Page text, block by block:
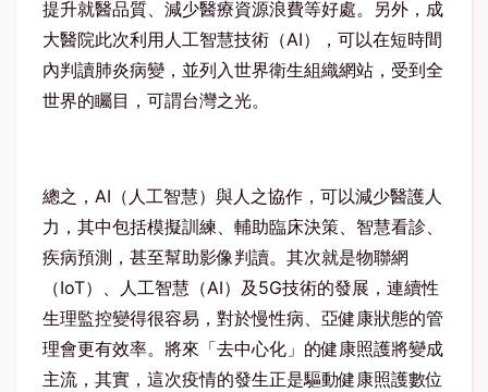
提升就醫品質、減少醫療資源浪費等好處。另外，成
大醫院此次利用人工智慧技術（AI），可以在短時間
內判讀肺炎病變，並列入世界衛生組織網站，受到全
世界的矚目，可謂台灣之光。
總之，AI（人工智慧）與人之協作，可以減少醫護人
力，其中包括模擬訓練、輔助臨床決策、智慧看診、
疾病預測，甚至幫助影像判讀。其次就是物聯網
（IoT）、人工智慧（AI）及5G技術的發展，連續性
生理監控變得很容易，對於慢性病、亞健康狀態的管
理會更有效率。將來「去中心化」的健康照護將變成
主流，其實，這次疫情的發生正是驅動健康照護數位